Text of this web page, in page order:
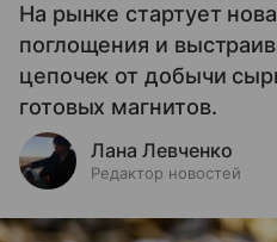
На рынке стартует
поглощения и
цепочек от добычи
готовых магнитов.
Лана Левченко
Редактор новостей